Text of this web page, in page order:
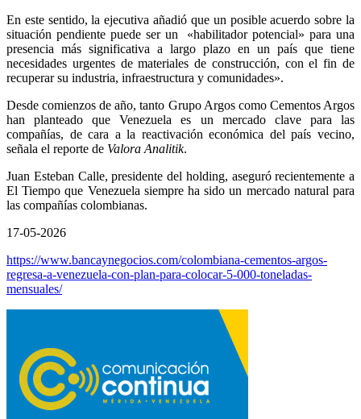
En este sentido, la ejecutiva añadió que un posible acuerdo sobre la
situación pendiente puede ser un «habilitador potencial» para una
presencia más significativa a largo plazo en un país que tiene
necesidades urgentes de materiales de construcción, con el fin de
recuperar su industria, infraestructura y comunidades».
Desde comienzos de año, tanto Grupo Argos como Cementos Argos
han planteado que Venezuela es un mercado clave para las
compañías, de cara a la reactivación económica del país vecino,
señala el reporte de Valora Analitik.
Juan Esteban Calle, presidente del holding, aseguró recientemente a
El Tiempo que Venezuela siempre ha sido un mercado natural para
las compañías colombianas.
17-05-2026
https://www.bancaynegocios.com/colombiana-cementos-argos-
regresa-a-venezuela-con-plan-para-colocar-5-000-toneladas-
mensuales/